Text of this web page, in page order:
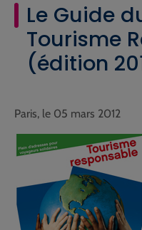
Le Guide
Tourisme
(édition
Paris, le 05 mars 2012